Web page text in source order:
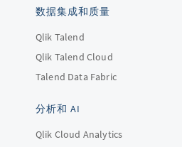
数据集成和质量
Qlik Talend
Qlik Talend Cloud
Talend Data Fabric
分析和 AI
Qlik Cloud Analytics